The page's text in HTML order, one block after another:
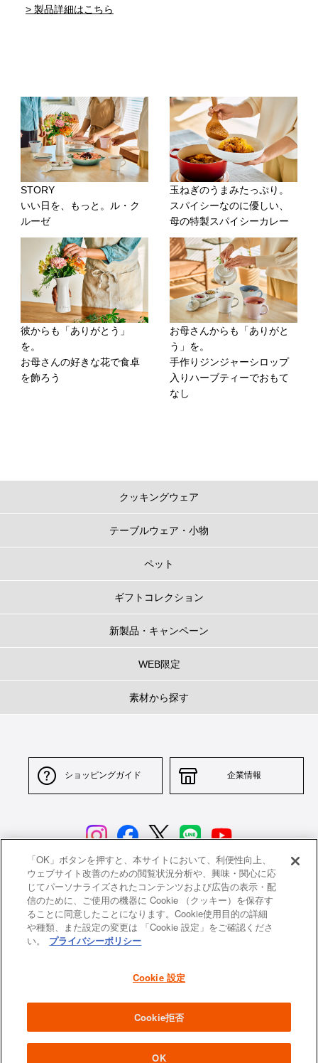
> 製品詳細はこちら
STORY
いい日を、もっと。ル・ク
ルーゼ
玉ねぎのうまみたっぷり。
スパイシーなのに優しい、
母の特製スパイシーカレー
彼からも「ありがとう」
を。
お母さんの好きな花で食卓
を飾ろう
お母さんからも「ありがと
う」を。
手作りジンジャーシロップ
入りハーブティーでおもて
なし
クッキングウェア
テーブルウェア・小物
ペット
ギフトコレクション
新製品・キャンペーン
WEB限定
素材から探す
ショッピングガイド 企業情報
サイトポリシー 特定商取引法に基づく表示
並行輸入品について 個人情報保護方針
返品について
よくあるご質問 お問い合わせ
「OK」ボタンを押すと、本サイトにおいて、利便性向上、
ウェブサイト改善のための閲覧状況分析や、興味・関心に応
じてパーソナライズされたコンテンツおよび広告の表示・配
信のために、ご使用の機器に Cookie （クッキー）を保存す
ることに同意したことになります。Cookie使用目的の詳細
や種類、また設定の変更は 「Cookie 設定」をご確認くださ
い。
プライバシーポリシー
Cookie 設定
Cookie拒否
OK